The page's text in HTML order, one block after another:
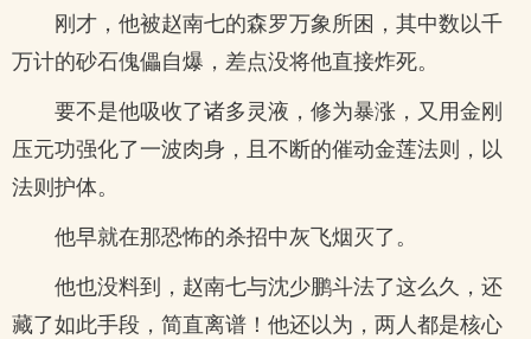
刚才，他被赵南七的森罗万象所困，其中数以千
万计的砂石傀儡自爆，差点没将他直接炸死。
要不是他吸收了诸多灵液，修为暴涨，又用金刚
压元功强化了一波肉身，且不断的催动金莲法则，以
法则护体。
他早就在那恐怖的杀招中灰飞烟灭了。
他也没料到，赵南七与沈少鹏斗法了这么久，还
藏了如此手段，简直离谱！他还以为，两人都是核心